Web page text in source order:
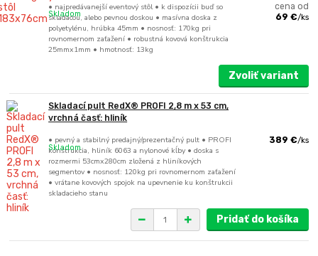
• najpredávanejší eventový stôl • k dispozícii buď so
skladacou, alebo pevnou doskou • masívna doska z
polyetylénu, hrúbka 45mm • nosnosť: 170kg pri
rovnomernom zaťažení • robustná kovová konštrukcia
25mmx1mm • hmotnosť: 13kg
cena od
69 €/ks
Skladom
Zvoliť variant
Skladací pult RedX® PROFI 2,8 m x 53 cm,
vrchná časť: hliník
• pevný a stabilný predajný/prezentačný pult • PROFI
konštrukcia, hliník 6063 a nylonové kĺby • doska s
rozmermi 53cmx280cm zložená z hliníkových
segmentov • nosnosť: 120kg pri rovnomernom zaťažení
• vrátane kovových spojok na upevnenie ku konštrukcii
skladacieho stanu
389 €/ks
Skladom
Pridať do košíka